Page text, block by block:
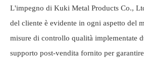
L'impegno di Kuki Metal Products Co.,
del cliente è evidente in ogni aspetto del
misure di controllo qualità implementate
supporto post-vendita fornito per